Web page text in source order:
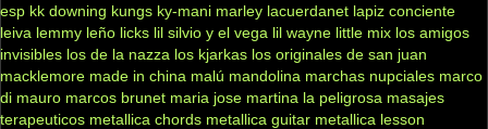
esp kk downing kungs ky-mani marley lacuerdanet lapiz conciente
leiva lemmy leño licks lil silvio y el vega lil wayne little mix los amigos
invisibles los de la nazza los kjarkas los originales de san juan
macklemore made in china malú mandolina marchas nupciales marco
di mauro marcos brunet maria jose martina la peligrosa masajes
terapeuticos metallica chords metallica guitar metallica lesson